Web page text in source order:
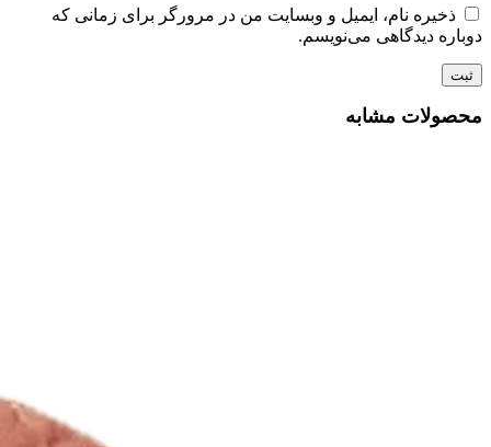
ذخیره نام، ایمیل و وبسایت من در مرورگر برای زمانی که
دوباره دیدگاهی می‌نویسم.
محصولات مشابه